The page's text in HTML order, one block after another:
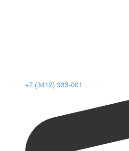
+7 (3412) 933-001